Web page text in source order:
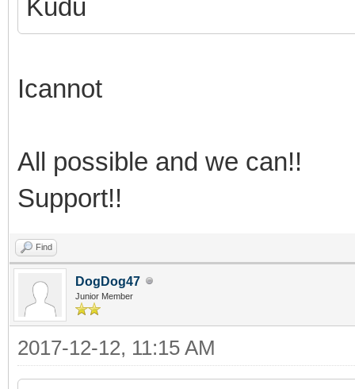
Kudu
Icannot
All possible and we can!!
Support!!
Find
DogDog47
Junior Member
2017-12-12, 11:15 AM